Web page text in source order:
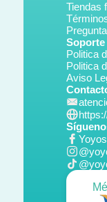
Tiendas
Soporte
Politica
Politica
Aviso